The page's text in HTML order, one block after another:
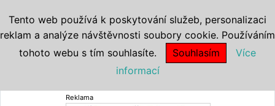
Reklama
Tento web používá k poskytování služeb, personalizaci
reklam a analýze návštěvnosti soubory cookie. Používáním
tohoto webu s tím souhlasíte.
Souhlasím
Více
informací